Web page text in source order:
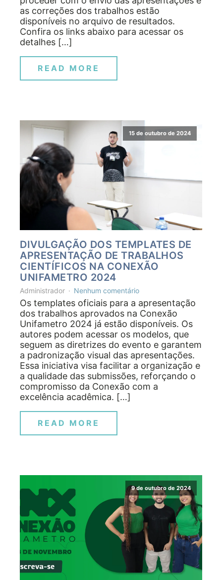
as correções dos trabalhos estão
disponíveis no arquivo de resultados.
Confira os links abaixo para acessar os
detalhes […]
READ MORE
15 de outubro de 2024
DIVULGAÇÃO DOS TEMPLATES DE
APRESENTAÇÃO DE TRABALHOS
CIENTÍFICOS NA CONEXÃO
UNIFAMETRO 2024
Administrador Nenhum comentário
Os templates oficiais para a apresentação
dos trabalhos aprovados na Conexão
Unifametro 2024 já estão disponíveis. Os
autores podem acessar os modelos, que
seguem as diretrizes do evento e garantem
a padronização visual das apresentações.
Essa iniciativa visa facilitar a organização e
a qualidade das submissões, reforçando o
compromisso da Conexão com a
excelência acadêmica. […]
READ MORE
9 de outubro de 2024